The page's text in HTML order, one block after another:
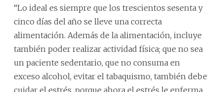
“Lo ideal es siempre que los trescientos sesenta y
cinco días del año se lleve una correcta
alimentación. Además de la alimentación, incluye
también poder realizar actividad física; que no sea
un paciente sedentario, que no consuma en
exceso alcohol, evitar el tabaquismo, también debe